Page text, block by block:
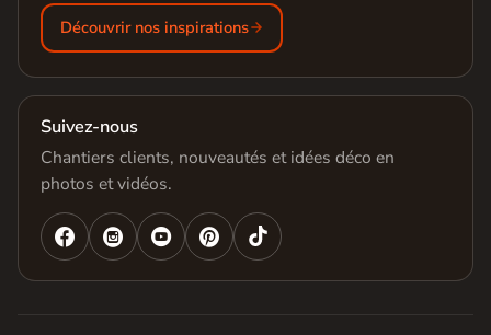
Découvrir nos inspirations
Suivez-nous
Chantiers clients, nouveautés et idées déco en
photos et vidéos.
   